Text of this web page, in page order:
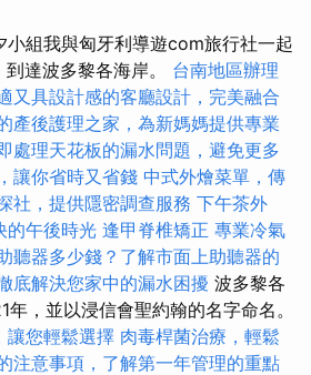
小組我與匈牙利導遊com旅行社一起
達波多黎各海岸。 台南地區辦理
又具設計感的客廳設計，完美融合
產後護理之家，為新媽媽提供專業
處理天花板的漏水問題，避免更多
讓你省時又省錢 中式外燴菜單，傳
社，提供隱密調查服務 下午茶外
的午後時光 逢甲脊椎矯正 專業冷氣
聽器多少錢？了解市面上助聽器的
底解決您家中的漏水困擾 波多黎各
，並以浸信會聖約翰的名字命名。
讓您輕鬆選擇 肉毒桿菌治療，輕鬆
注意事項，了解第一年管理的重點